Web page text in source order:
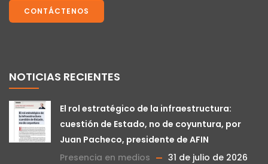
CONTÁCTENOS
NOTICIAS RECIENTES
El rol estratégico de la infraestructura:
cuestión de Estado, no de coyuntura, por
Juan Pacheco, presidente de AFIN
Presencia en medios
31 de julio de 2026